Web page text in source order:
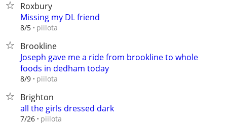
Roxbury
Missing my DL friend
8/5 piilota
Brookline
Joseph gave me a ride from brookline to whole
foods in dedham today
8/9 piilota
Brighton
all the girls dressed dark
7/26 piilota